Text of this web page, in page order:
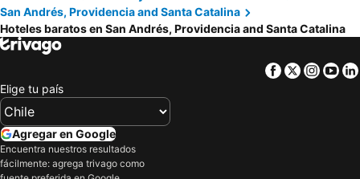
Sea Avenue Hotel
Ataraxy Hotel Boutique
Oceana Hotel
Le Castel Blanc Hotel Boutique
Sol Caribe Campo
Hotel Arena Blanca
Hotel Caribbean by On vacation
Hotel San Luis Beach House By OxoHotel
Aqualina Inn
San Andrés, Providencia and Santa Catalina
Hoteles baratos en San Andrés, Providencia and Santa Catalina
Facebook
Twitter
Elige tu país
Agregar en Google
Encuentra nuestros resultados
fácilmente: agrega trivago como